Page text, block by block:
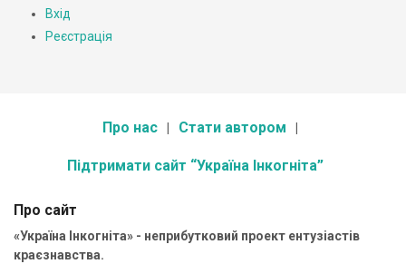
Вхід
Реєстрація
Про нас Стати автором
Підтримати сайт “Україна Інкогніта”
Про сайт
«Україна Інкогніта» - неприбутковий проект ентузіастів
краєзнавства.